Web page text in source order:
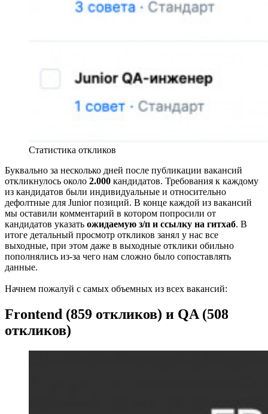
Статистика откликов
Буквально за несколько дней после публикации вакансий
откликнулось около 2.000 кандидатов. Требования к каждому
из кандидатов были индивидуальные и относительно
дефолтные для Junior позиций. В конце каждой из вакансий
мы оставили комментарий в котором попросили от
кандидатов указать ожидаемую з/п и ссылку на гитхаб. В
итоге детальный просмотр откликов занял у нас все
выходные, при этом даже в выходные отклики обильно
пополнялись из-за чего нам сложно было сопоставлять
данные.
Начнем пожалуй с самых объемных из всех вакансий:
Frontend (859 откликов) и QA (508
откликов)